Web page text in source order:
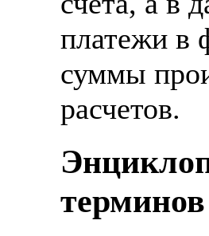
платежи в
суммы
расчетов.